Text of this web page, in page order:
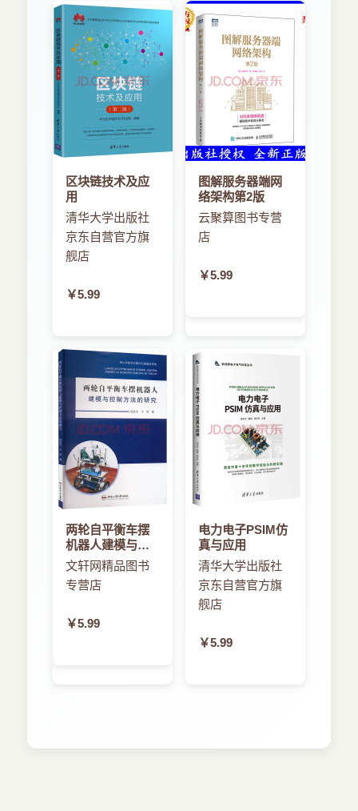
区块链技术及应
用
清华大学出版社
京东自营官方旗
舰店
￥5.99
图解服务器端网
络架构第2版
云聚算图书专营
店
￥5.99
两轮自平衡车摆
机器人建模与控
制方法的研究
文轩网精品图书
专营店
￥5.99
电力电子PSIM仿
真与应用
清华大学出版社
京东自营官方旗
舰店
￥5.99